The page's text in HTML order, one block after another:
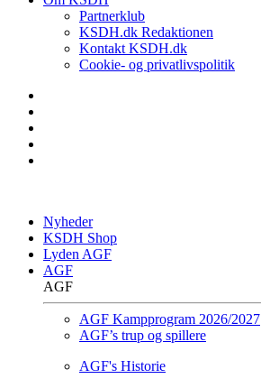
Partnerklub
KSDH.dk Redaktionen
Kontakt KSDH.dk
Cookie- og privatlivspolitik
Nyheder
KSDH Shop
Lyden AGF
AGF
AGF
AGF Kampprogram 2026/2027
AGF’s trup og spillere
AGF's Historie